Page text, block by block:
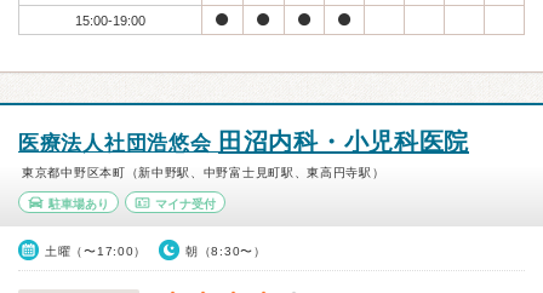
15:00-19:00
医療法人社団浩悠会 田沼内科・小児科医院
東京都中野区本町（新中野駅、中野富士見町駅、東高円寺駅）
駐車場あり マイナ受付
土曜（〜17:00） 朝（8:30〜）